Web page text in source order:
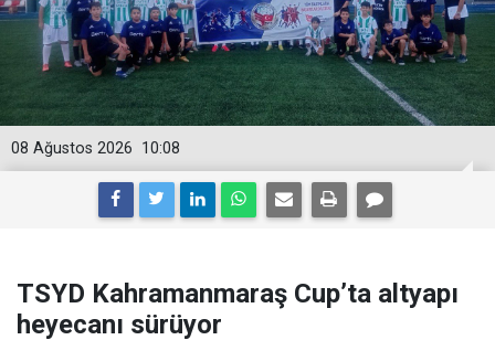
10:08
08 Ağustos 2026
TSYD Kahramanmaraş Cup’ta altyapı
heyecanı sürüyor